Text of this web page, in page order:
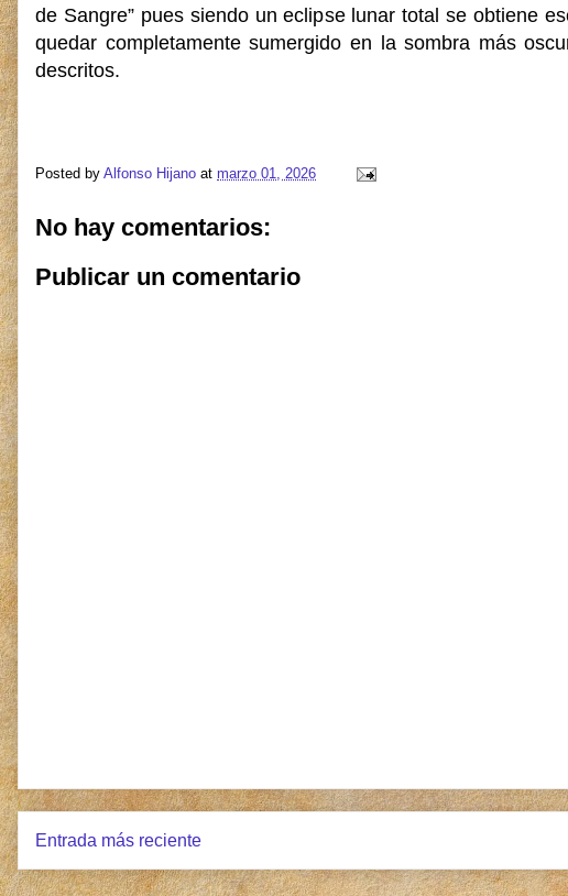
de Sangre” pues siendo un eclipse lunar total se obtiene
quedar completamente sumergido en la sombra más
descritos.
Posted by Alfonso Hijano at marzo 01, 2026
No hay comentarios:
Publicar un comentario
Entrada más reciente